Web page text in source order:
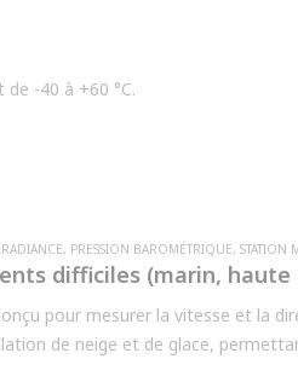
-40 à +60 °C.
, PRESSION BAROMÉTRIQUE, STATION
difficiles (marin, haute
pour mesurer la vitesse et la
de neige et de glace,